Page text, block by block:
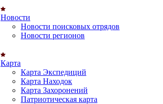
Новости
Новости поисковых отрядов
Новости регионов
Карта
Карта Экспедиций
Карта Находок
Карта Захоронений
Патриотическая карта